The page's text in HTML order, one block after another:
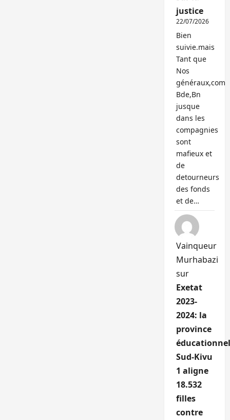
justice
22/07/2026
Bien
suivie.mais
Tant que
Nos
généraux,com
Bde,Bn
jusque
dans les
compagnies
sont
mafieux et
de
detourneurs
des fonds
et de…
Vainqueur
Murhabazi
sur
Exetat
2023-
2024: la
province
Sud-Kivu
1 aligne
18.532
filles
contre